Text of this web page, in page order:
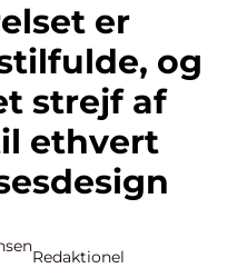
er
og
strejf af
ethvert
Redaktionel